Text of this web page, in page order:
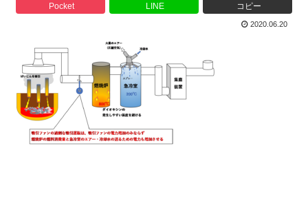
Pocket LINE コピー
2020.06.20